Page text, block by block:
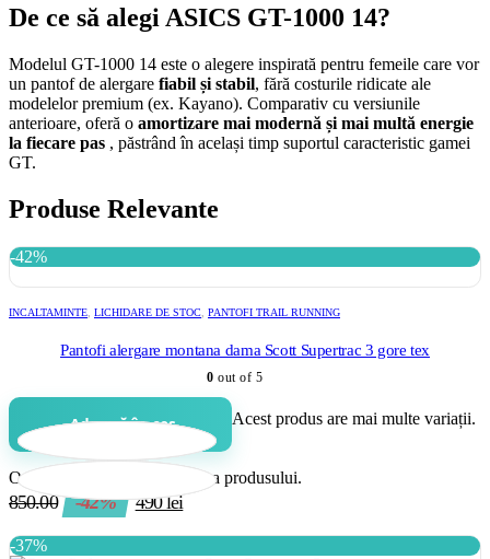
De ce să alegi ASICS GT-1000 14?
Modelul GT-1000 14 este o alegere inspirată pentru femeile care vor
un pantof de alergare fiabil și stabil, fără costurile ridicate ale
modelelor premium (ex. Kayano). Comparativ cu versiunile
anterioare, oferă o amortizare mai modernă și mai multă energie
la fiecare pas , păstrând în același timp suportul caracteristic gamei
GT.
Produse Relevante
-42%
INCALTAMINTE LICHIDARE DE STOC PANTOFI TRAIL RUNNING
Pantofi alergare montana dama Scott Supertrac 3 gore tex
0 out of 5
Adaugă în coș Acest produs are mai multe variații.
Opțiunile pot fi alese în pagina produsului.
850.00 -42% 490lei
-37%